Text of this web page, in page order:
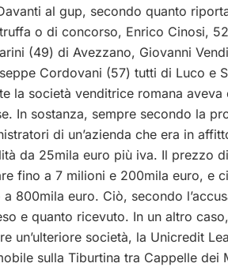
al gup, secondo quanto
o di concorso, Enrico Cinosi,
(49) di Avezzano, Giovanni
Cordovani (57) tutti di Luco e
la società venditrice romana
In sostanza, sempre secondo la
di un’azienda che era in
da 25mila euro più iva. Il prezzo
fino a 7 milioni e 200mila euro, e
a 800mila euro. Ciò, secondo
e quanto ricevuto. In un altro
un’ulteriore società, la Unicredit
sulla Tiburtina tra Cappelle dei